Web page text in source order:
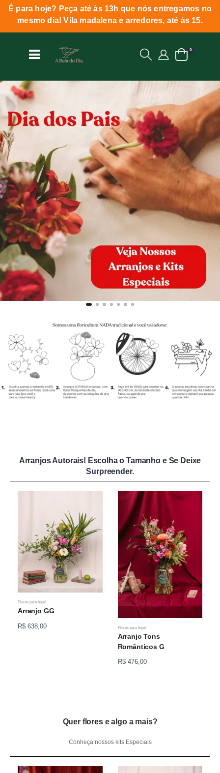
É para hoje? Peça até às 13h que nós entregamos no
mesmo dia! Vila madalena e arredores, até às 15.
0
Arranjos Autorais! Escolha o Tamanho e Se Deixe
Surpreender.
Flores para hoje!
Arranjo GG
R$ 638,00 Flores para hoje!
Arranjo Tons
Românticos G
R$ 476,00
Quer flores e algo a mais?
Conheça nossos kits Especiais